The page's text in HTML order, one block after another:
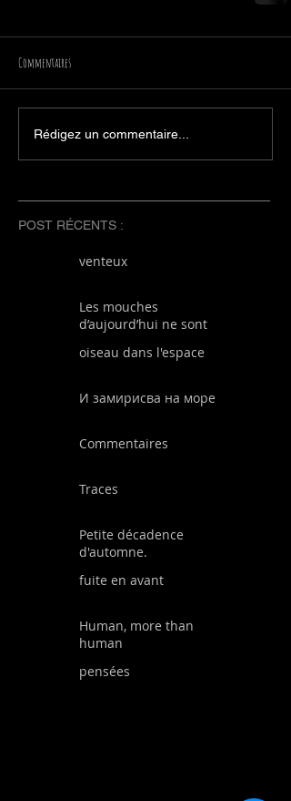
Commentaires
Rédigez un commentaire...
POST RÉCENTS :
venteux
Les mouches
d’aujourd’hui ne sont
les mouches
oiseau dans l'espace
И замирисва на море
Commentaires
Traces
Petite décadence
d'automne.
fuite en avant
Human, more than
human
pensées